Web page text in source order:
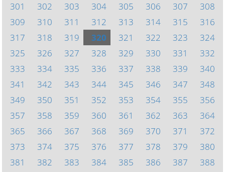
301
302 303 304 305 306 307
308
309
310 311 312 313 314 315
316
317
318 319 320 321 322 323
324
325
326 327 328 329 330 331
332
333
334 335 336 337 338 339
340
341
342 343 344 345 346 347
348
349
350 351 352 353 354 355
356
357
358 359 360 361 362 363
364
365
366 367 368 369 370 371
372
373
374 375 376 377 378 379
380
381
382 383 384 385 386 387 388